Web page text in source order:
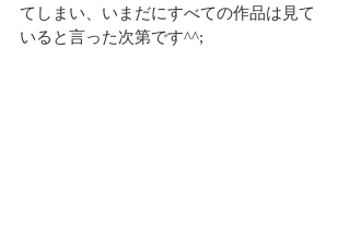
てしまい、いまだにすべての作品は見て
いると言った次第です^^;